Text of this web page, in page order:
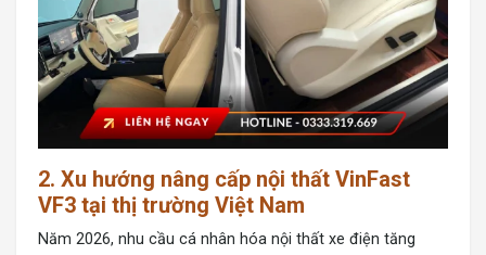
2. Xu hướng nâng cấp nội thất VinFast
VF3 tại thị trường Việt Nam
Năm 2026, nhu cầu cá nhân hóa nội thất xe điện tăng